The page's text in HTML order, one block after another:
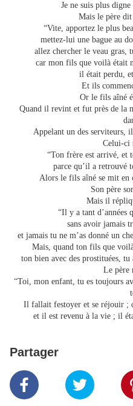
Je ne suis plus
Mais le père dit
“Vite, apportez le plus
mettez-lui une bague au
allez chercher le veau gras,
car mon fils que voilà était
il était perdu,
Et ils
Or le fils aîné
Quand il revint et fut près de la
Appelant un des serviteurs,
Celui-ci
“Ton frère est arrivé, et
parce qu’il a retrouvé
Alors le fils aîné se mit en
Son père
Mais il
“Il y a tant d’années
sans avoir jamais
et jamais tu ne m’as donné un
Mais, quand ton fils que
ton bien avec des prostituées,
Le père
“Toi, mon enfant, tu es toujours
Il fallait festoyer et se réjouir ;
et il est revenu à la vie ; il
Partager